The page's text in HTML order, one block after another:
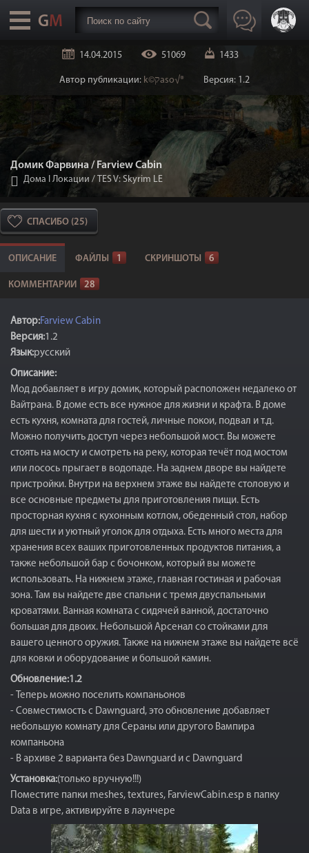
14.04.2015 51069 1433
Автор публикации: k©קaso√® Версия: 1.2
Домик Фарвина / Farview Cabin
Дома I Локации / TES V: Skyrim LE
СПАСИБО (25)
ОПИСАНИЕ ФАЙЛЫ 1 СКРИНШОТЫ 6
КОММЕНТАРИИ 28
Автор:Farview Cabin
Версия:1.2
Язык:русский
Описание:
Мод добавляет в игру домик, который расположен недалеко от
Вайтрана. В доме есть все нужное для жизни и крафта. В доме
есть кухня, комната для гостей, личные покои, подвал и т.д.
Можно получить доступ через небольшой мост. Вы можете
стоять на мосту и смотреть на реку, которая течёт под мостом
или лосось прыгает в водопаде. На заднем дворе вы найдете
пристройки. Внутри на верхнем этаже вы найдете столовую и
все основные предметы для приготовления пищи. Есть
просторная кухня с кухонным котлом, обеденный стол, набор
для шести и уютный уголок для отдыха. Есть много места для
хранения всех ваших приготовленных продуктов питания, а
также небольшой бар с бочонком, который вы можете
использовать. На нижнем этаже, главная гостиная и рабочая
зона. Там вы найдете две спальни с тремя двуспальными
кроватями. Ванная комната с сидячей ванной, достаточно
большая для двоих. Небольшой Арсенал со стойками для
вашего ценного оружия. Также на нижнем этаже вы найдете всё
для ковки и оборудование и большой камин.
Обновление:1.2
- Теперь можно поселить компаньонов
- Совместимость с Dawnguard, это обновление добавляет
небольшую комнату для Сераны или другого Вампира
компаньона
- В архиве 2 варианта без Dawnguard и с Dawnguard
Установка:(только вручную!!!)
Поместите папки meshes, textures, FarviewCabin.esp в папку
Data в игре, активируйте в лаунчере